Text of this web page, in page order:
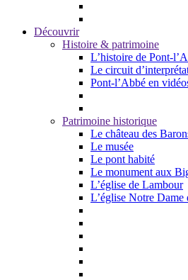
Découvrir
Histoire & patrimoine
L’histoire de Pont-
Le circuit
Pont-l’Abbé en
Patrimoine historique
Le château des
Le musée
Le pont habité
Le monument aux
L’église de Lambour
L’église Notre Dame